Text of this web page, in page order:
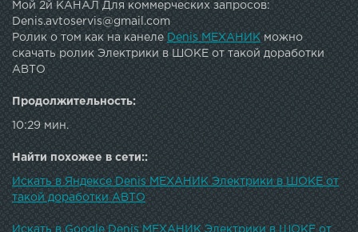
Мой 2й КАНАЛ Для коммерческих запросов:
Denis.avtoservis@gmail.com
Ролик о том как на канеле
Denis МЕХАНИКможно
скачать ролик Электрики в ШОКЕ от такой доработки
АВТО
Продолжительность:
10:29 мин.
Найти похожее в сети::
Искать в Яндексе Denis МЕХАНИК Электрики в ШОКЕ от
такой доработки АВТО
Искать в Google Denis МЕХАНИК Электрики в ШОКЕ от